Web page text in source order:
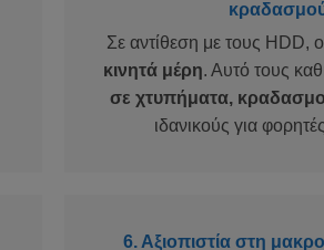
Σε αντίθεση με τους HDD,
κινητά μέρη. Αυτό τους
σε χτυπήματα,
ιδανικούς για
6. Αξιοπιστία στη